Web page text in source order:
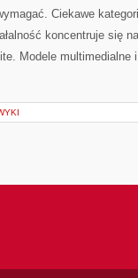
Ciekawe
koncentruje się
Modele multimedialne